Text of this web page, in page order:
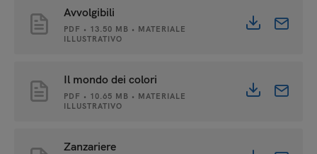
Avvolgibili
PDF • 13.50 MB • MATERIALE
ILLUSTRATIVO
Il mondo dei colori
PDF • 10.65 MB • MATERIALE
ILLUSTRATIVO
Zanzariere